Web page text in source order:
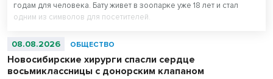
годам для человека. Бату живет в зоопарке уже 18 лет и стал
одним из символов для посетителей.
08.08.2026 ОБЩЕСТВО
Новосибирские хирурги спасли сердце
восьмиклассницы с донорским клапаном